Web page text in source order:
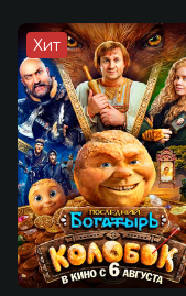
Хит